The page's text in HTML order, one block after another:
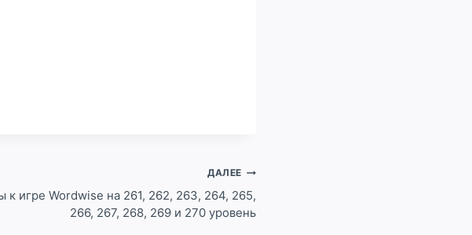
ДАЛЕЕ
к игре Wordwise на 261, 262, 263, 264, 265,
266, 267, 268, 269 и 270 уровень